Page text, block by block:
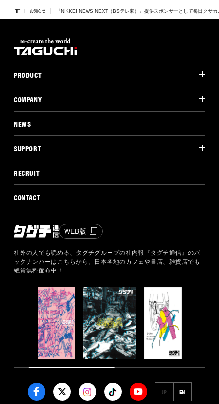
お知らせ 『NIKKEI NEWS NEXT（BSテレ東）』提供スポンサーとして毎日クサカ
PRODUCT
COMPANY
NEWS
SUPPORT
RECRUIT
CONTACT
WEB版
社外の人でも読める、タグチグループの社内報『タグチ通信』のバ
ックナンバーはこちらから。
日本各地のカフェや書店、雑貨店でも
絶賛無料配布中！
JP EN